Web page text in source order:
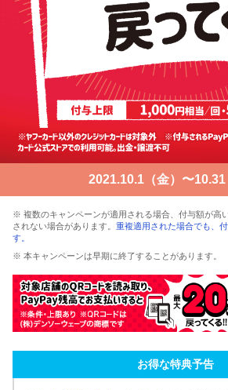
2021.10.1（金）〜10.31
※ 複数のキャンペーンが適用される場合、付与額が高
されない場合があります。 重複適用された場合でも、
す。
※ 本キャンペーンは早期に終了することがあります。
お得な特典予告